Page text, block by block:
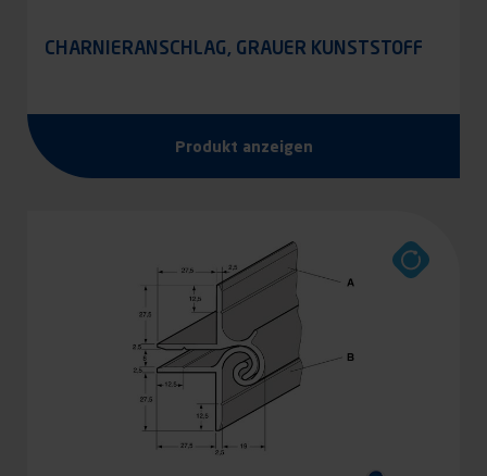
CHARNIERANSCHLAG, GRAUER KUNSTSTOFF
Produkt anzeigen